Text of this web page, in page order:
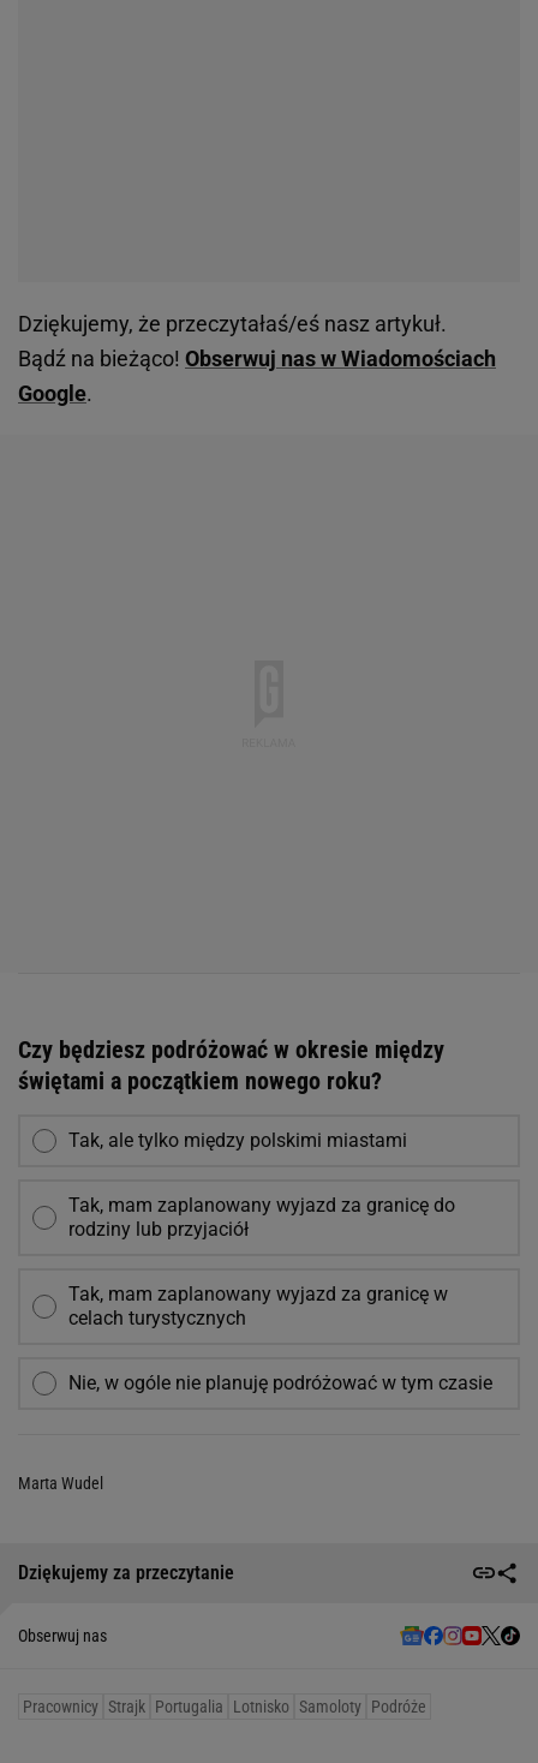
Dziękujemy, że przeczytałaś/eś nasz artykuł.
Bądź na bieżąco! Obserwuj nas w Wiadomościach
Google.
Czy będziesz podróżować w okresie między
świętami a początkiem nowego roku?
Tak, ale tylko między polskimi miastami
Tak, mam zaplanowany wyjazd za granicę do
rodziny lub przyjaciół
Tak, mam zaplanowany wyjazd za granicę w
celach turystycznych
Nie, w ogóle nie planuję podróżować w tym czasie
Marta Wudel
Dziękujemy za przeczytanie
Obserwuj nas
Pracownicy Strajk Portugalia Lotnisko Samoloty Podróże